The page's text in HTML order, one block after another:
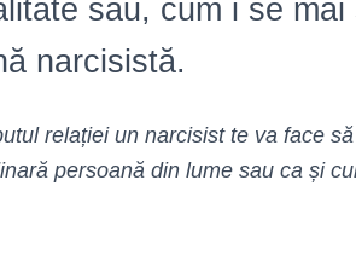
sau, cum i se
narcisistă.
relației un narcisist te va face
persoană din lume sau ca și